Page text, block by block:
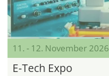
11. - 12. November 2026
E-Tech Expo